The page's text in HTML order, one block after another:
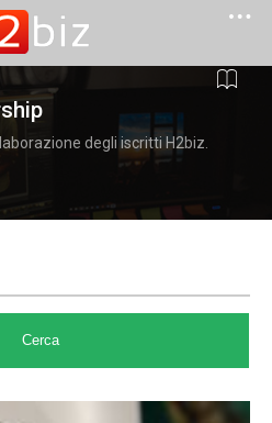
degli iscritti H2biz.
Cerca